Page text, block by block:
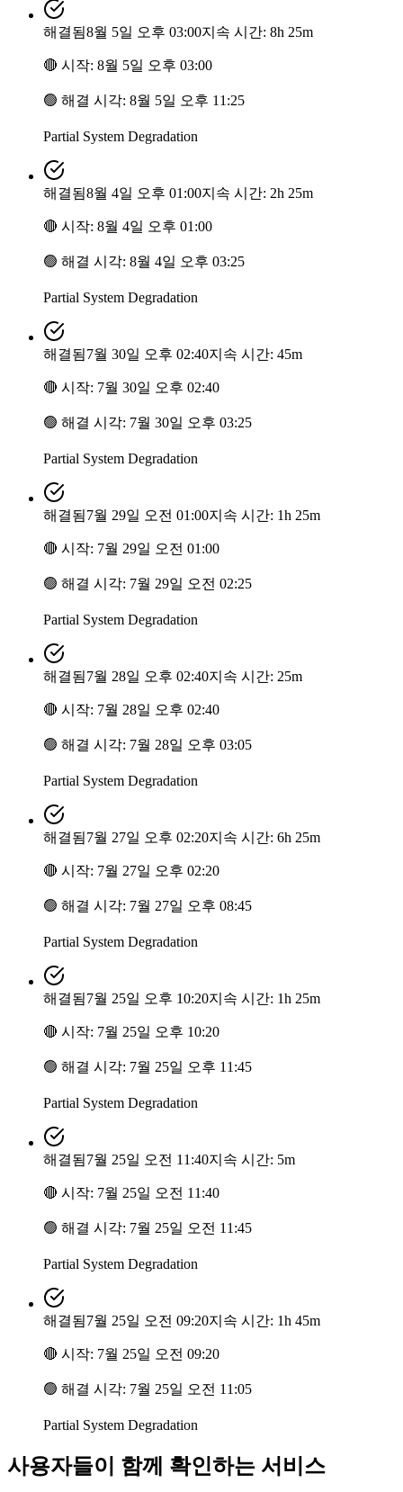
해결됨8월 5일 오후 03:00지속 시간: 8h 25m
🔴 시작: 8월 5일 오후 03:00
🟢 해결 시각: 8월 5일 오후 11:25
Partial System Degradation
해결됨8월 4일 오후 01:00지속 시간: 2h 25m
🔴 시작: 8월 4일 오후 01:00
🟢 해결 시각: 8월 4일 오후 03:25
Partial System Degradation
해결됨7월 30일 오후 02:40지속 시간: 45m
🔴 시작: 7월 30일 오후 02:40
🟢 해결 시각: 7월 30일 오후 03:25
Partial System Degradation
해결됨7월 29일 오전 01:00지속 시간: 1h 25m
🔴 시작: 7월 29일 오전 01:00
🟢 해결 시각: 7월 29일 오전 02:25
Partial System Degradation
해결됨7월 28일 오후 02:40지속 시간: 25m
🔴 시작: 7월 28일 오후 02:40
🟢 해결 시각: 7월 28일 오후 03:05
Partial System Degradation
해결됨7월 27일 오후 02:20지속 시간: 6h 25m
🔴 시작: 7월 27일 오후 02:20
🟢 해결 시각: 7월 27일 오후 08:45
Partial System Degradation
해결됨7월 25일 오후 10:20지속 시간: 1h 25m
🔴 시작: 7월 25일 오후 10:20
🟢 해결 시각: 7월 25일 오후 11:45
Partial System Degradation
해결됨7월 25일 오전 11:40지속 시간: 5m
🔴 시작: 7월 25일 오전 11:40
🟢 해결 시각: 7월 25일 오전 11:45
Partial System Degradation
해결됨7월 25일 오전 09:20지속 시간: 1h 45m
🔴 시작: 7월 25일 오전 09:20
🟢 해결 시각: 7월 25일 오전 11:05
Partial System Degradation
사용자들이 함께 확인하는 서비스